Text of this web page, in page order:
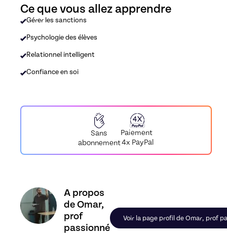
Ce que vous allez apprendre
Gérer les sanctions
Psychologie des élèves
Relationnel intelligent
Confiance en soi
Sans
abonnement
Paiement
4x PayPal
Découvrez le profil de Omar, prof passionné,
A propos
de Omar,
prof
passionné
Voir la page profil de Omar, prof